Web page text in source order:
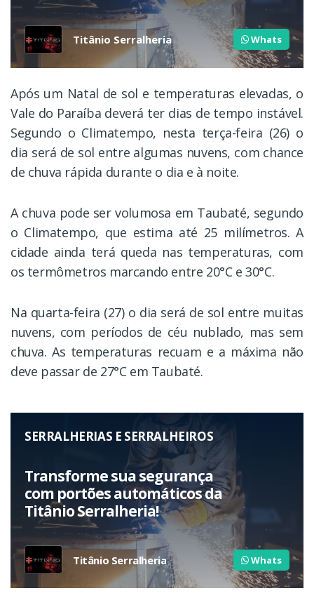
Titânio Serralheria Whats
Após um Natal de sol e temperaturas elevadas, o
Vale do Paraíba deverá ter dias de tempo instável.
Segundo o Climatempo, nesta terça-feira (26) o
dia será de sol entre algumas nuvens, com chance
de chuva rápida durante o dia e à noite.
A chuva pode ser volumosa em Taubaté, segundo
o Climatempo, que estima até 25 milímetros. A
cidade ainda terá queda nas temperaturas, com
os termômetros marcando entre 20°C e 30°C.
Na quarta-feira (27) o dia será de sol entre muitas
nuvens, com períodos de céu nublado, mas sem
chuva. As temperaturas recuam e a máxima não
deve passar de 27°C em Taubaté.
SERRALHERIAS E SERRALHEIROS
Transforme sua segurança
com portões automáticos da
Titânio Serralheria!
Titânio Serralheria Whats